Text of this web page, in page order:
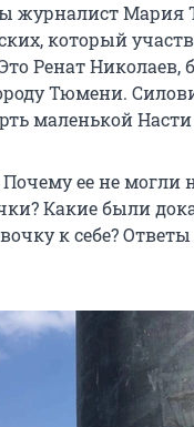
журналист Мария
который
Ренат
Тюмени.
маленькой
ее не могли
Какие были
к себе?